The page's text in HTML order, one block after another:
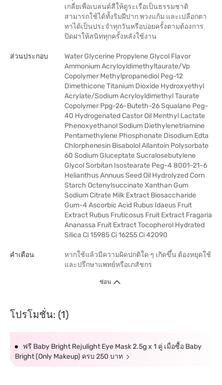
เกลี่ยเพื่อเบลนด์สีให้ดูระเรื่อเป็นธรรมชาติ
สามารถใช้ได้ทั้งริมฝีปาก พวงแก้ม และเปลือกตา
ทาได้เป็นประจำทุกวันหรือบ่อยครั้งตามต้องการ
ปิดฝาให้สนิททุกครั้งหลังใช้งาน
ส่วนประกอบ
Water Glycerine Propylene Glycol Flavor
Ammonium Acryloyldimethyltaurate/Vp
Copolymer Methylpropanediol Peg-12
Dimethicone Titanium Dioxide Hydroxyethyl
Acrylate/Sodium Acryloyldimethyl Taurate
Copolymer Ppg-26-Buteth-26 Squalane Peg-
40 Hydrogenated Castor Oil Menthyl Lactate
Phenoxyethanol Sodium Diethylenetriamine
Pentamethylene Phosphonate Disodium Edta
Chlorphenesin Bisabolol Allantoin Polysorbate
60 Sodium Gluceptate Sucralosebutylene
Glycol Sorbitan Isostearate Peg-4 8001-21-6
Helianthus Annuus Seed Oil Hydrolyzed Corn
Starch Octenylsuccinate Xanthan Gum
Sodium Citrate Milk Extract Biosaccharide
Gum-4 Ascorbic Acid Rubus Idaeus Fruit
Extract Rubus Fruticosus Fruit Extract Fragaria
Ananassa Fruit Extract Tocopherol Hydrated
Silica Ci 15985 Ci 16255 Ci 42090
คำเตือน
หากใช้แล้วมีความผิดปกติใด ๆ เกิดขึ้น ต้องหยุดใช้
และปรึกษาแพทย์หรือเภสัชกร
ซ่อน
โปรโมชั่น: (1)
ฟรี Baby Bright Rejulight Eye Mask 2.5g x 1 คู่ เมื่อซื้อ Baby
Bright (Only Makeup) ครบ 250 บาท